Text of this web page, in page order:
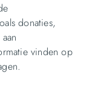
donaties,
vinden op